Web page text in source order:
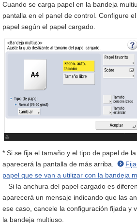
Cuando se carga papel en la bandeja
pantalla en el panel de control. Configure
papel según el papel cargado.
* Si se fija el tamaño y el tipo de papel de
aparecerá la pantalla de más arriba.
papel que se van a utilizar con la bandeja
Si la anchura del papel cargado es
aparecerá un mensaje indicando que las
ese caso, cancele la configuración fijada y
la bandeja multiuso.